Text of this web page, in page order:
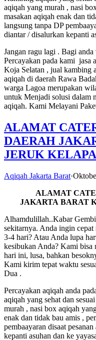
aqiqah yang murah , nasi
masakan aqiqah enak dan
langsung tanpa DP
diantar / disalurkan kepanti
Jangan ragu lagi . Bagi
Percayakan pada kami jasa
Koja Selatan , jual kambing
aqiqah di daerah Rawa
warga Lagoa merupakan
untuk Menjadi solusi dalam
aqiqah. Kami Melayani
ALAMAT
DAERAH
JERUK
Aqiqah Jakarta Barat·
ALAMAT
JAKARTA BARAT
Alhamdulillah..Kabar
sekitarnya. Anda ingin cepat
3-4 hari? Atau Anda lupa
kesibukan Anda? Kami bisa
hari ini, lusa, bahkan
Kami kirim tepat waktu
Dua .
Percayakan aqiqah anda
aqiqah yang sehat dan
murah , nasi box aqiqah
enak dan tidak bau amis ,
pembaayaran disaat
kepanti asuhan dan ke